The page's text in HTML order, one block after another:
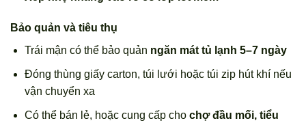
Bảo quản và tiêu thụ
Trái mận có thể bảo quản ngăn mát tủ lạnh 5–7 ngày
Đóng thùng giấy carton, túi lưới hoặc túi zip hút khí nếu
vận chuyển xa
Có thể bán lẻ, hoặc cung cấp cho chợ đầu mối, tiểu